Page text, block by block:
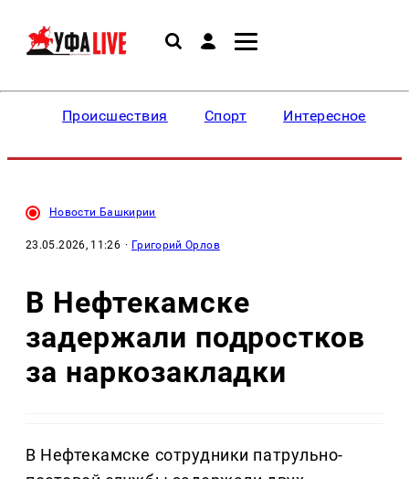
Происшествия Спорт Интересное
Новости Башкирии
23.05.2026, 11:26 · Григорий Орлов
В Нефтекамске
задержали подростков
за наркозакладки
В Нефтекамске сотрудники патрульно-